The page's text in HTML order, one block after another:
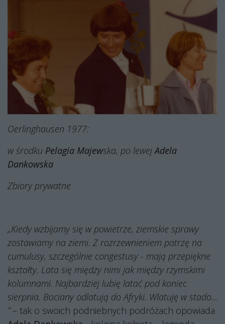
Oerlinghausen 1977:
w środku Pelagia Majewska, po lewejAdela
Dankowska
Zbiory prywatne
„Kiedy wzbijamy się w powietrze, ziemskie sprawy
zostawiamy na ziemi. Z rozrzewnieniem patrzę na
cumulusy, szczególnie congestusy - mają przepiękne
kształty. Lata się między nimi jak między rzymskimi
kolumnami. Najbardziej lubię latać pod koniec
sierpnia. Bociany odlatują do Afryki. Wlatuję w stado...
”– tak o swoich podniebnych podróżach opowiada